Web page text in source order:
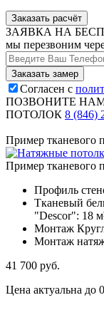
Заказать расчёт
ЗАЯВКА НА
мы перезвоним
Согласен с
ПОЗВОНИТЕ
ПОТОЛОК 8 (846)
Пример тканевого
Пример тканевого
Профиль
Тканевый
"Descor": 18
Монтаж
Монтаж
41 700 руб.
Цена актуальна до